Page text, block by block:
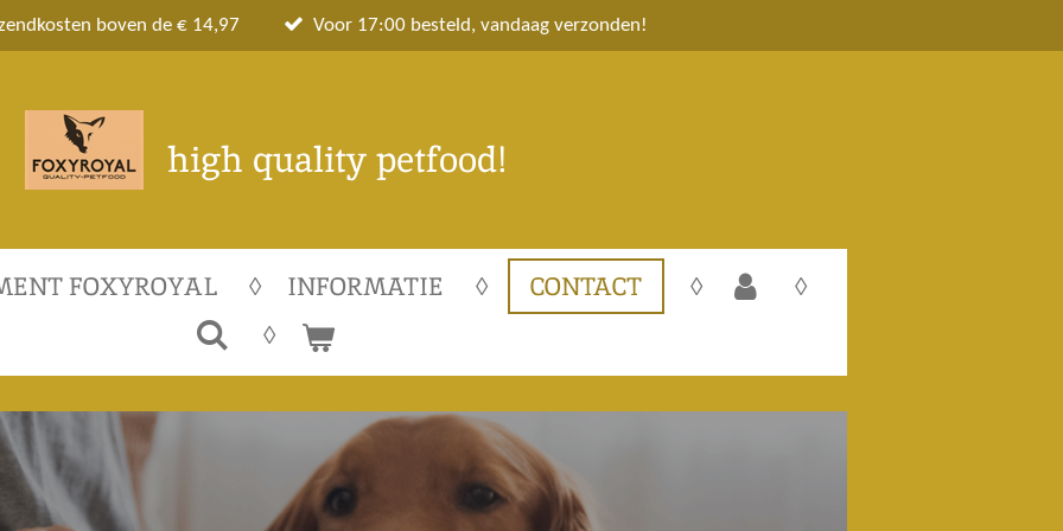
boven de € 14,97 Voor 17:00 besteld, vandaag verzonden!
high quality petfood!
FOXYROYAL INFORMATIE CONTACT